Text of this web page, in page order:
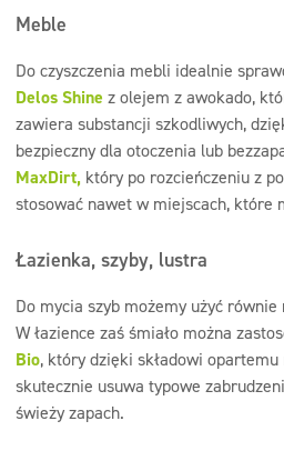
Meble
Do czyszczenia mebli idealnie
Delos Shine z olejem z awokado,
zawiera substancji szkodliwych,
bezpieczny dla otoczenia lub
MaxDirt, który po rozcieńczeniu z
stosować nawet w miejscach, które
Łazienka, szyby, lustra
Do mycia szyb możemy użyć równie
W łazience zaś śmiało można
Bio, który dzięki składowi
skutecznie usuwa typowe
świeży zapach.